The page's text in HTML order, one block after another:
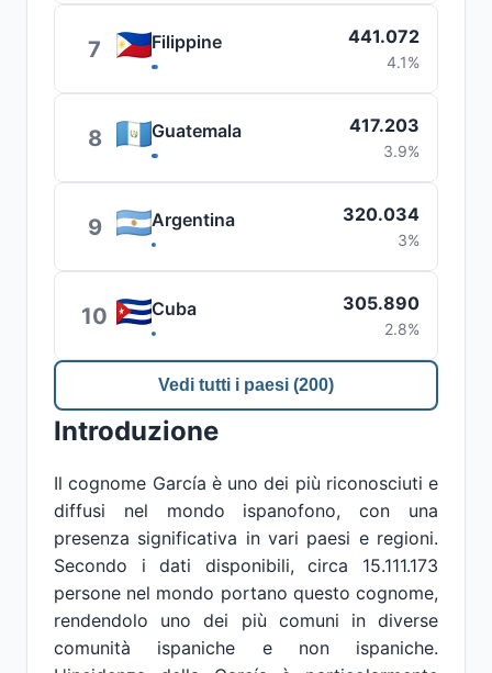
7 Filippine 441.072
4.1%
8 Guatemala 417.203
3.9%
9 Argentina 320.034
3%
10 Cuba 305.890
2.8%
Vedi tutti i paesi (200)
Introduzione
Il cognome García è uno dei più riconosciuti e
diffusi nel mondo ispanofono, con una
presenza significativa in vari paesi e regioni.
Secondo i dati disponibili, circa 15.111.173
persone nel mondo portano questo cognome,
rendendolo uno dei più comuni in diverse
comunità ispaniche e non ispaniche.